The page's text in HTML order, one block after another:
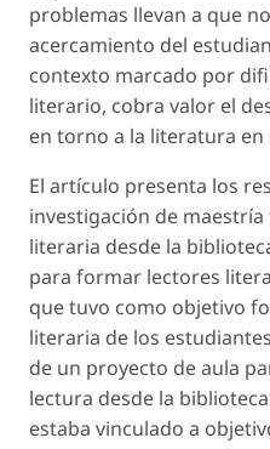
problemas llevan a que
acercamiento del
contexto marcado por
literario, cobra valor el
en torno a la literatura en
El artículo presenta los
investigación de
literaria desde la
para formar lectores
que tuvo como objetivo
literaria de los
de un proyecto de aula
lectura desde la
estaba vinculado a